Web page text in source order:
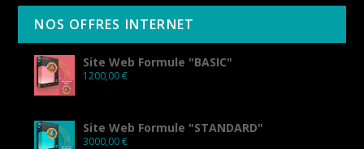
NOS OFFRES INTERNET
Site Web Formule "BASIC"
1200,00€
Site Web Formule "STANDARD"
3000,00€